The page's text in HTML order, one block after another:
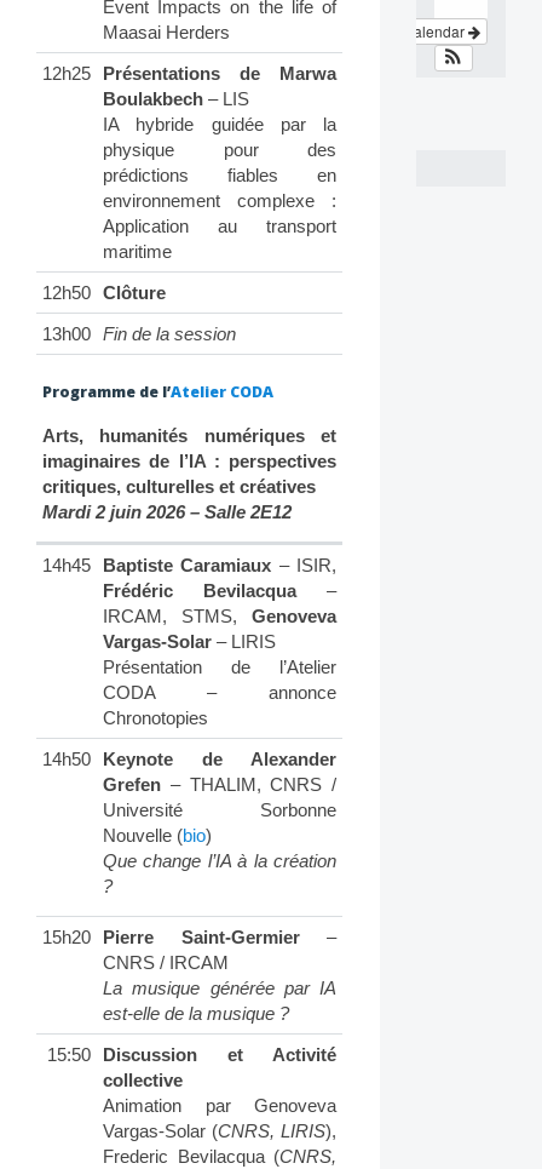
Event Impacts on the life of
Maasai Herders
12h25
Présentations de Marwa
Boulakbech– LIS
IA hybride guidée par la
physique pour des
prédictions fiables en
environnement complexe :
Application au transport
maritime
12h50 Clôture
13h00 Fin de la session
Programme de l’Atelier CODA
Arts, humanités numériques et
imaginaires de l’IA : perspectives
critiques, culturelles et créatives
Mardi 2 juin 2026 – Salle 2E12
14h45 Baptiste Caramiaux – ISIR,
Frédéric Bevilacqua–
IRCAM, STMS,Genoveva
Vargas-Solar– LIRIS
Présentation de l’Atelier
CODA – annonce
Chronotopies
14h50
Keynote de Alexander
Grefen– THALIM, CNRS /
Université Sorbonne
Nouvelle (bio)
Que change l’IA à la création
?
15h20 Pierre Saint-Germier–
CNRS / IRCAM
La musique générée par IA
est-elle de la musique ?
15:50
Discussion et Activité
collective
Animation par Genoveva
Vargas-Solar (CNRS, LIRIS),
Frederic Bevilacqua (CNRS,
View Calendar